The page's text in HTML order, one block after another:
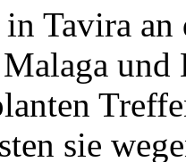
Tavira
und
sie